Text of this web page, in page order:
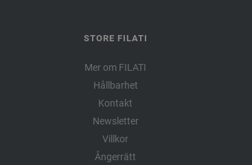
STORE FILATI
Mer om FILATI
Hållbarhet
Kontakt
Newsletter
Villkor
Ångerrätt